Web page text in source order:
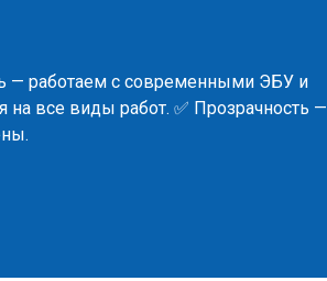
— работаем с современными ЭБУ и
на все виды работ. ✅ Прозрачность —